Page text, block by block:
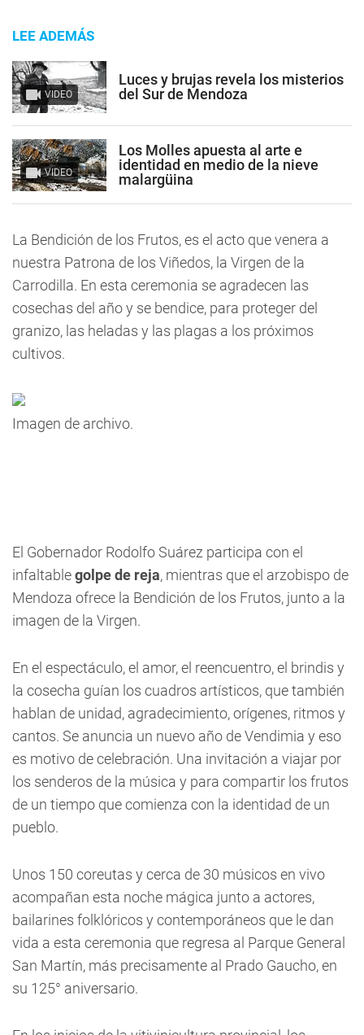
LEE ADEMÁS
VIDEO
Luces y brujas revela los misterios
del Sur de Mendoza
VIDEO
Los Molles apuesta al arte e
identidad en medio de la nieve
malargüina
La Bendición de los Frutos, es el acto que venera a
nuestra Patrona de los Viñedos, la Virgen de la
Carrodilla. En esta ceremonia se agradecen las
cosechas del año y se bendice, para proteger del
granizo, las heladas y las plagas a los próximos
cultivos.
Imagen de archivo.
El Gobernador Rodolfo Suárez participa con el
infaltablegolpe de reja, mientras que el arzobispo de
Mendoza ofrece la Bendición de los Frutos, junto a la
imagen de la Virgen.
En el espectáculo, el amor, el reencuentro, el brindis y
la cosecha guían los cuadros artísticos, que también
hablan de unidad, agradecimiento, orígenes, ritmos y
cantos. Se anuncia un nuevo año de Vendimia y eso
es motivo de celebración. Una invitación a viajar por
los senderos de la música y para compartir los frutos
de un tiempo que comienza con la identidad de un
pueblo.
Unos 150 coreutas y cerca de 30 músicos en vivo
acompañan esta noche mágica junto a actores,
bailarines folklóricos y contemporáneos que le dan
vida a esta ceremonia que regresa al Parque General
San Martín, más precisamente al Prado Gaucho, en
su 125° aniversario.